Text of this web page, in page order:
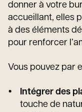
donner à votre
accueillant, elles
à des éléments
pour renforcer
Vous pouvez par
Intégrer des
touche de